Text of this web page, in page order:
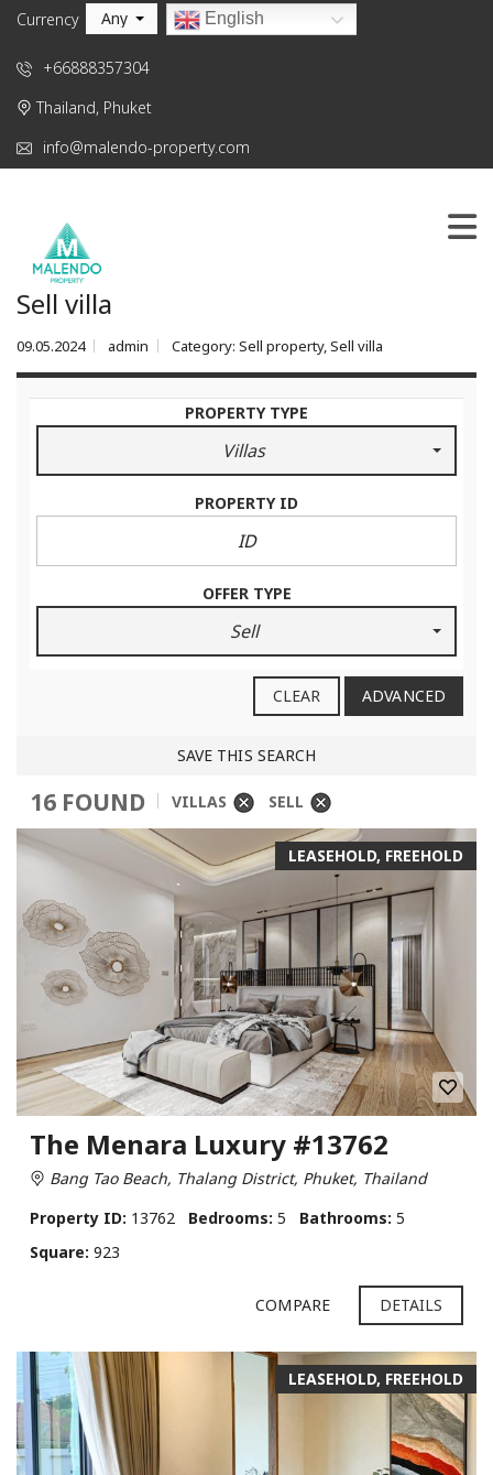
Currency Any English
+66888357304
Thailand, Phuket
info@malendo-property.com
Sell villa
09.05.2024 admin Category: Sell property,Sell villa
PROPERTY TYPE
Villas
PROPERTY ID
OFFER TYPE
Sell
CLEAR ADVANCED
SAVE THIS SEARCH
16 FOUND VILLAS SELL
LEASEHOLD, FREEHOLD
The Menara Luxury #13762
Bang Tao Beach, Thalang District, Phuket, Thailand
Property ID: 13762 Bedrooms: 5 Bathrooms: 5
Square: 923
COMPARE DETAILS
LEASEHOLD, FREEHOLD